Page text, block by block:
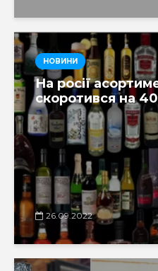
НОВИНИ
На росії
скоротився на
26.09.2022